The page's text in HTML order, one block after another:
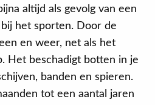
altijd als gevolg van een
het sporten. Door de
en weer, net als het
Het beschadigt botten in je
banden en spieren.
tot een aantal jaren